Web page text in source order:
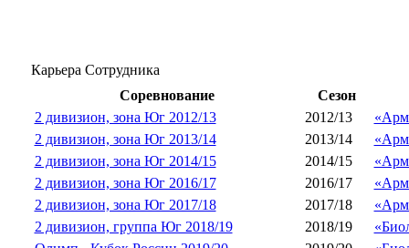
Карьера Сотрудника
Соревнование
Сезон
2 дивизион, зона Юг 2012/13
2012/13
2 дивизион, зона Юг 2013/14
2013/14
2 дивизион, зона Юг 2014/15
2014/15
2 дивизион, зона Юг 2016/17
2016/17
2 дивизион, зона Юг 2017/18
2017/18
2 дивизион, группа Юг 2018/19
2018/19